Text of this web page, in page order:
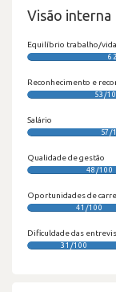
Visão interna
Equilíbrio trabalho/
Reconhecimento e
53/
Salário
57/
Qualidade de gestão
48/100
Oportunidades de
41/100
Dificuldade das
31/100